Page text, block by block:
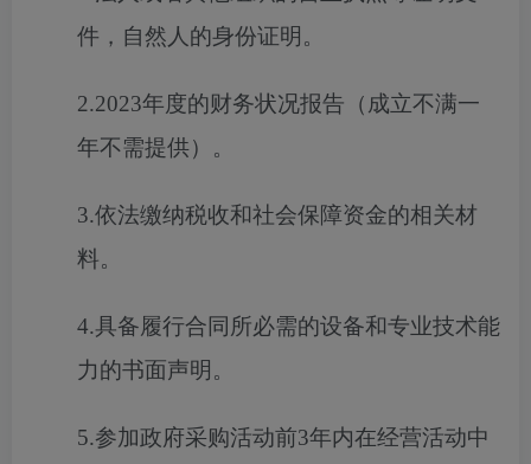
件，自然人的身份证明。
2.2023年度的财务状况报告（成立不满一
年不需提供）。
3.依法缴纳税收和社会保障资金的相关材
料。
4.具备履行合同所必需的设备和专业技术能
力的书面声明。
5.参加政府采购活动前3年内在经营活动中